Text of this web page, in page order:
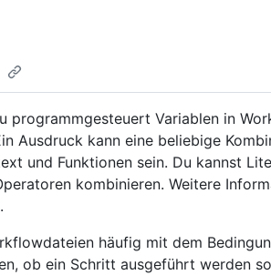
programmgesteuert Variablen in
Ausdruck kann eine beliebige
und Funktionen sein. Du kannst
kombinieren. Weitere
.
häufig mit dem
ob ein Schritt ausgeführt werden